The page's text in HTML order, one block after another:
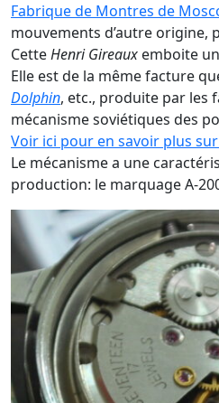
Fabrique de Montres de
mouvements d’autre origine,
CetteHenri Gireaux emboite un
Elle est de la même facture
Dolphin, etc., produite par les
mécanisme soviétiques des
Voir ici pour en savoir plus
Le mécanisme a une
production: le marquage A-